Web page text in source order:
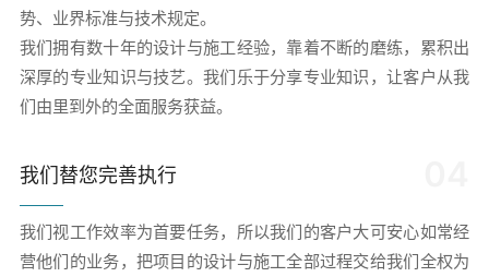
势、业界标准与技术规定。
我们拥有数十年的设计与施工经验，靠着不断的磨练，累积出
深厚的专业知识与技艺。我们乐于分享专业知识，让客户从我
们由里到外的全面服务获益。
我们替您完善执行
我们视工作效率为首要任务，所以我们的客户大可安心如常经
营他们的业务，把项目的设计与施工全部过程交给我们全权为